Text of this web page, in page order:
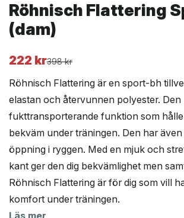
Röhnisch Flattering
(dam)
398kr
Det
priset
var:
398 kr.
222 kr
Det
priset
är:
222 kr.
Röhnisch Flattering är en sport-bh
elastan och återvunnen polyester. Den
fukttransporterande funktion som
bekväm under träningen. Den har
öppning i ryggen. Med en mjuk och
kant ger den dig bekvämlighet men
Röhnisch Flattering är för dig som vill
komfort under träningen.
Läs mer